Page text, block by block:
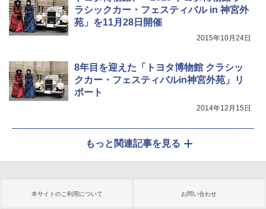
ラシックカー・フェスティバル in 神宮外
苑」を11月28日開催
2015年10月24日
8年目を迎えた「トヨタ博物館 クラシッ
クカー・フェスティバルin神宮外苑」リ
ポート
2014年12月15日
もっと関連記事を見る
本サイトのご利用について お問い合わせ